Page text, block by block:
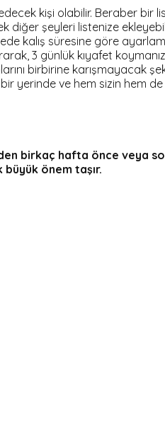
kişi olabilir. Beraber bir
diğer şeyleri listenize
kalış süresine göre
3 günlük kıyafet koymanız
birbirine karışmayacak
yerinde ve hem sizin hem
birkaç hafta önce veya
önem taşır.